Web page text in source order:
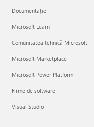
Documentație
Microsoft Learn
Comunitatea tehnică Microsoft
Microsoft Marketplace
Microsoft Power Platform
Firme de software
Visual Studio